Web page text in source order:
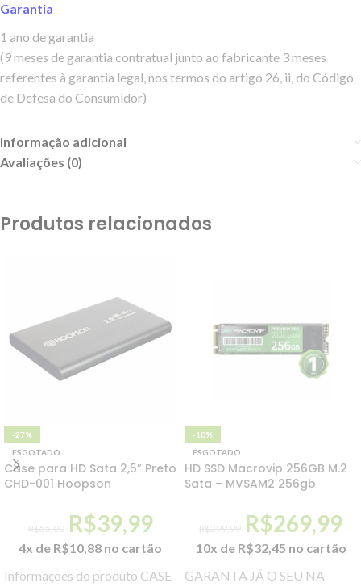
Garantia
1 ano de garantia
(9 meses de garantia contratual junto ao fabricante 3 meses
referentes à garantia legal, nos termos do artigo 26, ii, do Código
de Defesa do Consumidor)
Informação adicional
Avaliações (0)
Produtos relacionados
-27%
ESGOTADO
Case para HD Sata 2,5” Preto
CHD-001 Hoopson
R$55,00 R$39,99
4x de R$10,88 no cartão
Informações do produto CASE
-10%
ESGOTADO
HD SSD Macrovip 256GB M.2
Sata – MVSAM2 256gb
R$299,99 R$269,99
10x de R$32,45 no cartão
GARANTA JÁ O SEU NA